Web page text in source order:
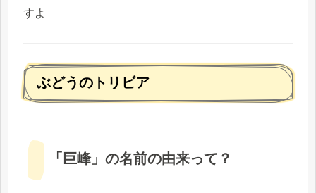
すよ
ぶどうのトリビア
「巨峰」の名前の由来って？